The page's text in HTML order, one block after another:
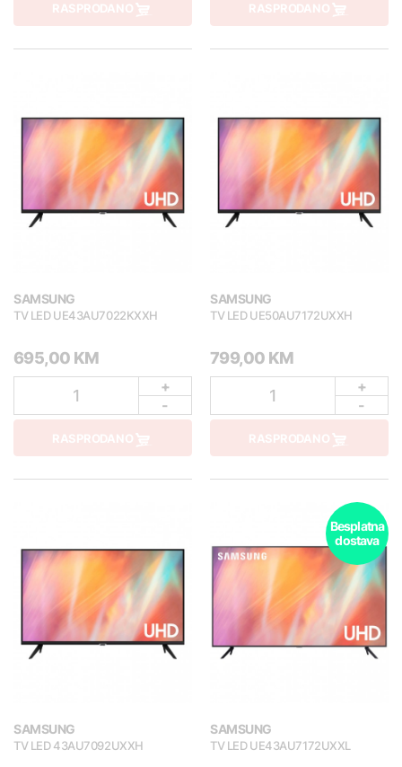
RASPRODANO RASPRODANO
SAMSUNG
TV LED UE43AU7022KXXH
695,00 KM
1
+
-
RASPRODANO
SAMSUNG
TV LED UE50AU7172UXXH
799,00 KM
1
+
-
RASPRODANO
SAMSUNG
TV LED 43AU7092UXXH
Besplatna
dostava
SAMSUNG
TV LED UE43AU7172UXXL